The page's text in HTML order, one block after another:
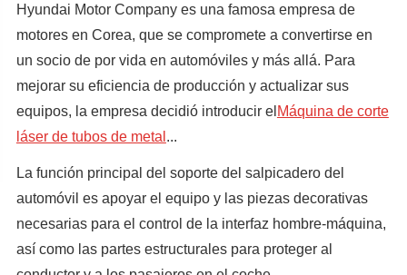
Hyundai Motor Company es una famosa empresa de
motores en Corea, que se compromete a convertirse en
un socio de por vida en automóviles y más allá. Para
mejorar su eficiencia de producción y actualizar sus
equipos, la empresa decidió introducir el Máquina de corte
láser de tubos de metal ...
La función principal del soporte del salpicadero del
automóvil es apoyar el equipo y las piezas decorativas
necesarias para el control de la interfaz hombre-máquina,
así como las partes estructurales para proteger al